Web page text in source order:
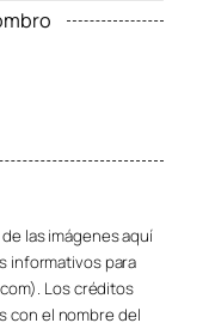
las imágenes aquí
informativos para
Los créditos
con el nombre del